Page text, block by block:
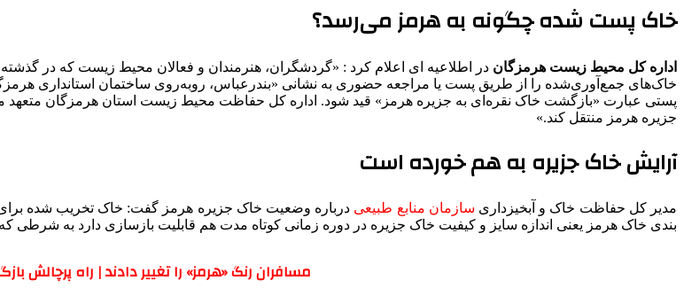
خاک پست شده چگونه به هرمز می‌رسد؟
اداره کل محیط زیست هرمزگان در اطلاعیه ای اعلام کرد : «گردشگران، هنرمندان و فعالان محیط زیست که در گذشته از
خاک‌های جمع‌آوری‌شده را از طریق پست یا مراجعه حضوری به نشانی «بندرعباس، روبه‌روی ساختمان استانداری
پستی عبارت «بازگشت خاک نقره‌ای به جزیره هرمز» قید شود. اداره کل حفاظت محیط زیست استان هرمزگان متعهد
جزیره هرمز منتقل کند.»
آرایش خاک جزیره به هم خورده است
مدیر کل حفاظت خاک و آبخیزداری سازمان منابع طبیعی
بندی خاک هرمز یعنی اندازه سایز و کیفیت خاک جزیره در دوره زمانی کوتاه مدت هم قابلیت بازسازی دارد به
مسافران رنگ «هرمز» را تغییر دادند | راه پرچالش